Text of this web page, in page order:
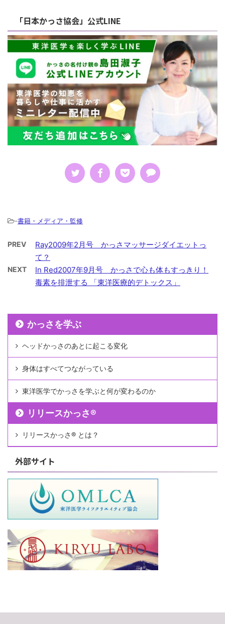
「日本かっさ協会」公式LINE
-書籍・メディア・監修
PREV
Ray2009年2月号 かっさマッサージダイエットっ
て？
NEXT
In Red2007年9月号 かっさで心も体もすっきり！
毒素を排泄する 「東洋医療的デトックス」
かっさを学ぶ
ヘッドかっさのあとに起こる変化
身体はすべてつながっている
東洋医学でかっさを学ぶと何が変わるのか
リリースかっさ®︎
リリースかっさ®︎ とは？
外部サイト